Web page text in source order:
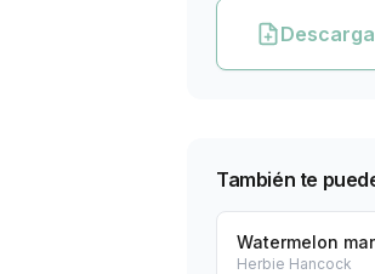
También te
Watermelon
Herbie Hancock